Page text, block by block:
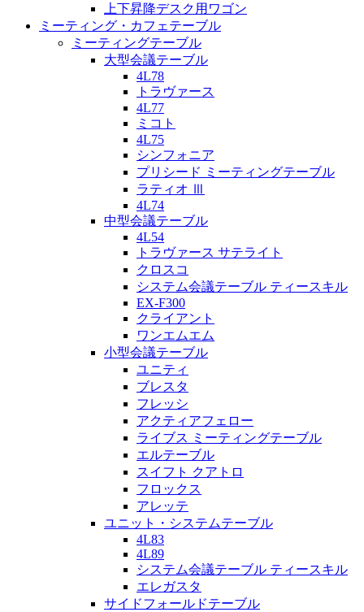
上下昇降デスク用ワゴン
ミーティング・カフェテーブル
ミーティングテーブル
大型会議テーブル
4L78
トラヴァース
4L77
ミコト
4L75
シンフォニア
プリシード ミーティングテーブル
ラティオ Ⅲ
4L74
中型会議テーブル
4L54
トラヴァース サテライト
クロスコ
システム会議テーブル ティースキル
EX-F300
クライアント
ワンエムエム
小型会議テーブル
ユニティ
ブレスタ
フレッシ
アクティアフェロー
ライブス ミーティングテーブル
エルテーブル
スイフト クアトロ
フロックス
アレッテ
ユニット・システムテーブル
4L83
4L89
システム会議テーブル ティースキル
エレガスタ
サイドフォールドテーブル